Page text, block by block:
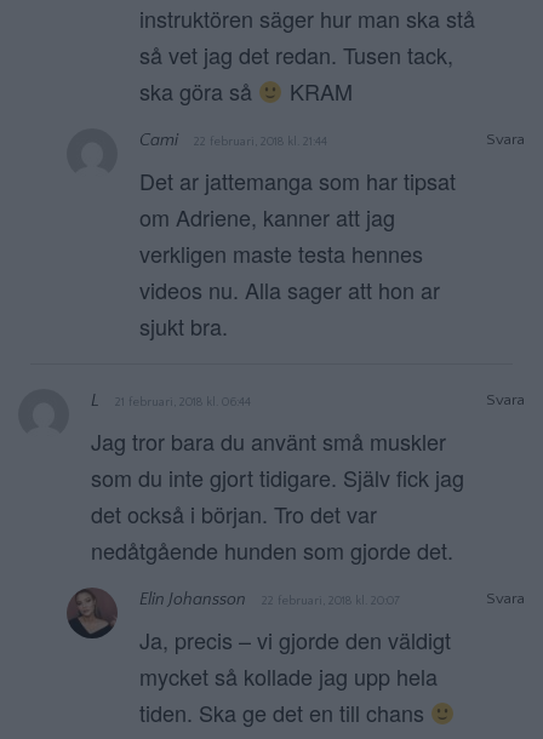
instruktören säger hur man ska stå
så vet jag det redan. Tusen tack,
ska göra så
KRAM
Svara
Cami 22 februari, 2018 kl. 21:44
Det ar jattemanga som har tipsat
om Adriene, kanner att jag
verkligen maste testa hennes
videos nu. Alla sager att hon ar
sjukt bra.
Svara
L 21 februari, 2018 kl. 06:44
Jag tror bara du använt små muskler
som du inte gjort tidigare. Själv fick jag
det också i början. Tro det var
nedåtgående hunden som gjorde det.
Svara
Elin Johansson 22 februari, 2018 kl. 20:07
Ja, precis – vi gjorde den väldigt
mycket så kollade jag upp hela
tiden. Ska ge det en till chans